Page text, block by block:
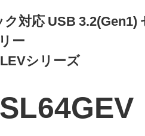
対応 USB
リー
シリーズ